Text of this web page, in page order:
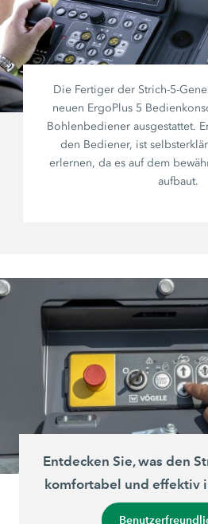
Die Fertiger der Strich-5-
neuen ErgoPlus 5
Bohlenbediener ausgestattet.
den Bediener, ist
erlernen, da es auf dem
aufbaut.
Entdecken Sie, was den
komfortabel und effektiv